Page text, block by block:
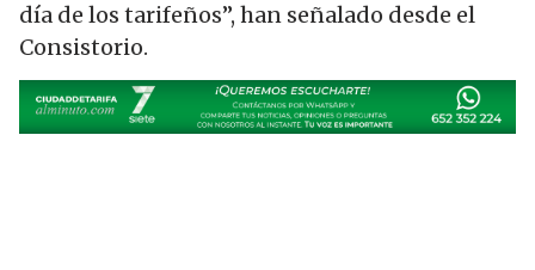
día de los tarifeños”, han señalado desde el
Consistorio.